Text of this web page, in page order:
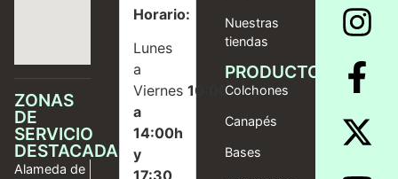
ZONAS
DE
SERVICIO
DESTACADAS
Alameda de
Horario:
Lunes
a
Viernes10:00
a
14:00h
y
Nuestras
tiendas
PRODUCTOS
Colchones
Canapés
Bases